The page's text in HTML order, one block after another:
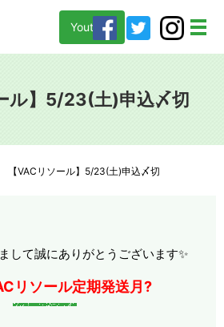
メ
Youtube
ル】5/23(土)申込〆切
【VACリソール】5/23(土)申込〆切
して誠にありがとうございます✨
リソール定期発送月?